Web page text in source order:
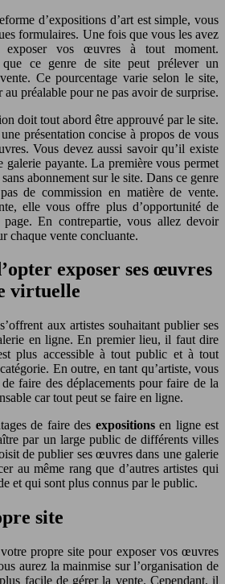
d’expositions d’art est simple, vous
formulaires. Une fois que vous les avez
exposer vos œuvres à tout moment.
ce genre de site peut prélever un
Ce pourcentage varie selon le site,
préalable pour ne pas avoir de surprise.
doit tout abord être approuvé par le site.
présentation concise à propos de vous
Vous devez aussi savoir qu’il existe
galerie payante. La première vous permet
abonnement sur le site. Dans ce genre
de commission en matière de vente.
elle vous offre plus d’opportunité de
En contrepartie, vous allez devoir
chaque vente concluante.
exposer ses œuvres
virtuelle
aux artistes souhaitant publier ses
en ligne. En premier lieu, il faut dire
plus accessible à tout public et à tout
En outre, en tant qu’artiste, vous
faire des déplacements pour faire de la
car tout peut se faire en ligne.
de faire des expositionsen ligne est
par un large public de différents villes
de publier ses œuvres dans une galerie
au même rang que d’autres artistes qui
et qui sont plus connus par le public.
site
propre site pour exposer vos œuvres
aurez la mainmise sur l’organisation de
facile de gérer la vente. Cependant, il